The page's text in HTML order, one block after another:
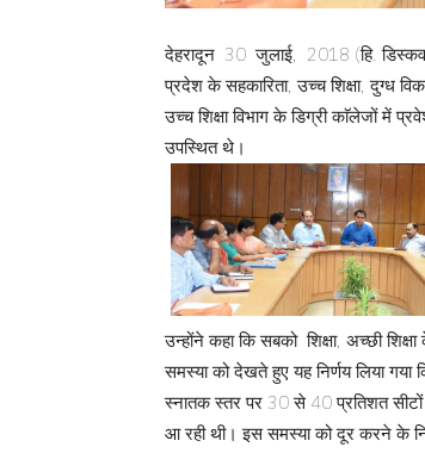
देहरादून 30 जुलाई, 2018 (हि.
प्रदेश के सहकारिता, उच्च शिक्षा, दुग्ध
उच्च शिक्षा विभाग के डिग्री काॅलेजों में
उपस्थित थे।
उन्होंने कहा कि सबको शिक्षा, अच्छी
समस्या को देखते हुए यह निर्णय लिया गया
स्नातक स्तर पर 30 से 40 प्रतिशत सीटों
आ रही थी। इस समस्या को दूर करने के